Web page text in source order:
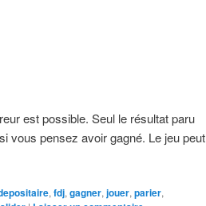
est possible. Seul le résultat paru
vous pensez avoir gagné. Le jeu peut
, fdj, gagner, jouer, parier,